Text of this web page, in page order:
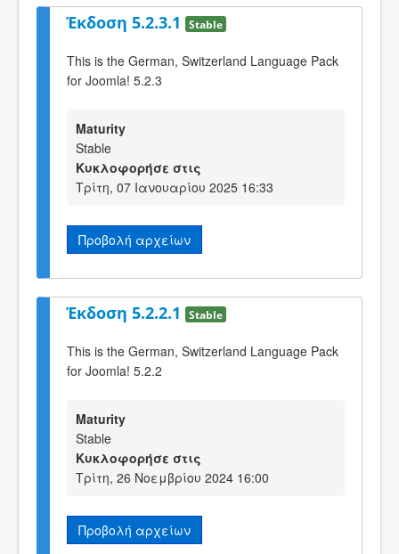
Έκδοση 5.2.3.1 Stable
This is the German, Switzerland Language Pack
for Joomla! 5.2.3
Maturity
Stable
Κυκλοφορήσε στις
Τρίτη, 07 Ιανουαρίου 2025 16:33
Προβολή αρχείων
Έκδοση 5.2.2.1 Stable
This is the German, Switzerland Language Pack
for Joomla! 5.2.2
Maturity
Stable
Κυκλοφορήσε στις
Τρίτη, 26 Νοεμβρίου 2024 16:00
Προβολή αρχείων